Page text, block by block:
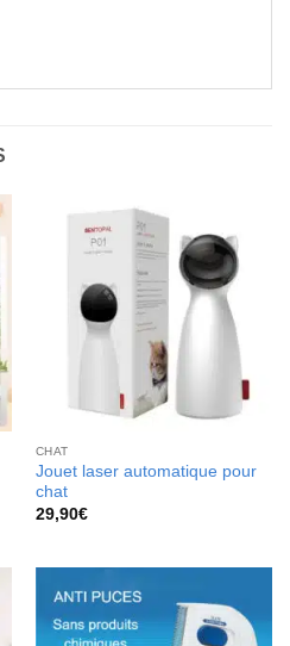
CHAT
Jouet laser automatique pour
chat
29,90€